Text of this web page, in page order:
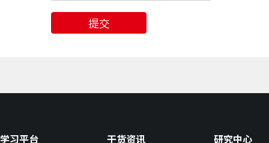
提交
学习平台 干货资讯 研究中心